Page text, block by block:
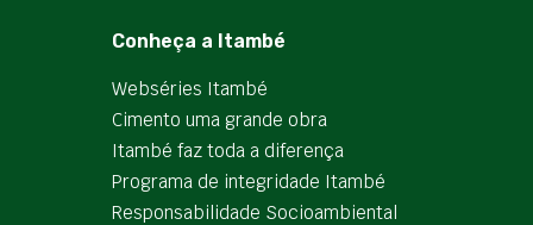
Conheça a Itambé
Webséries Itambé
Cimento uma grande obra
Itambé faz toda a diferença
Programa de integridade Itambé
Responsabilidade Socioambiental